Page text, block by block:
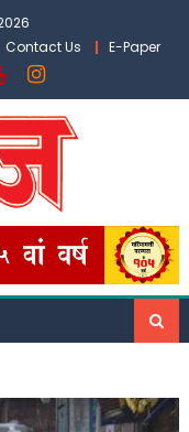
Contact Us E-Paper